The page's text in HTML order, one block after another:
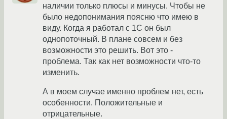
наличии только плюсы и минусы. Чтобы не
было недопонимания поясню что имею в
виду. Когда я работал с 1С он был
однопоточный. В плане совсем и без
возможности это решить. Вот это -
проблема. Так как нет возможности что-то
изменить.
А в моем случае именно проблем нет, есть
особенности. Положительные и
отрицательные.